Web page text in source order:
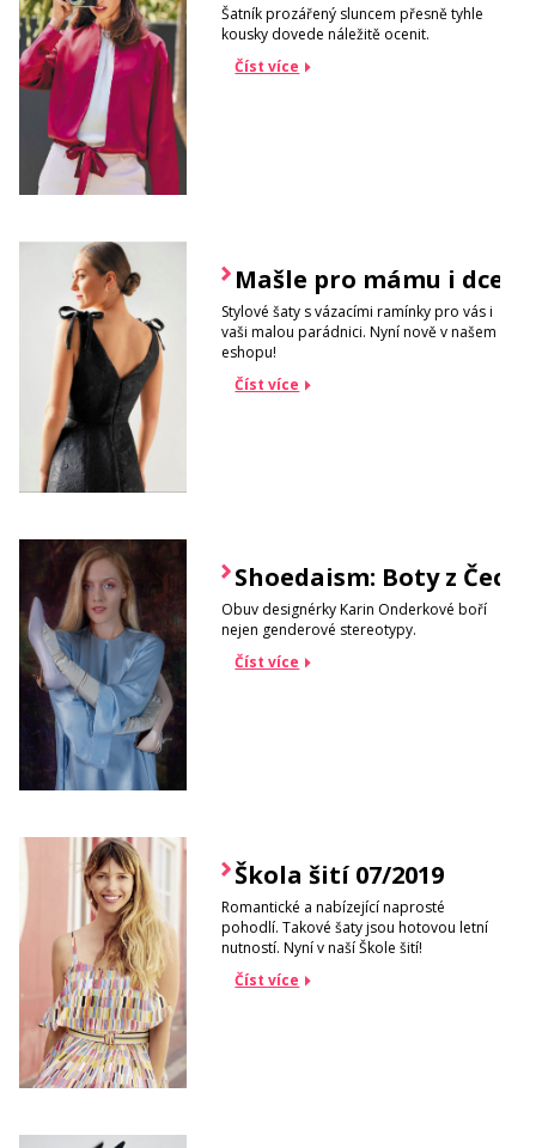
Šatník prozářený sluncem přesně tyhle
kousky dovede náležitě ocenit.
Číst více
Mašle pro mámu i dceru
Stylové šaty s vázacími ramínky pro vás i
vaši malou parádnici. Nyní nově v našem
eshopu!
Číst více
Shoedaism: Boty z
Obuv designérky Karin Onderkové boří
nejen genderové stereotypy.
Číst více
Škola šití 07/2019
Romantické a nabízející naprosté
pohodlí. Takové šaty jsou hotovou letní
nutností. Nyní v naší Škole šití!
Číst více